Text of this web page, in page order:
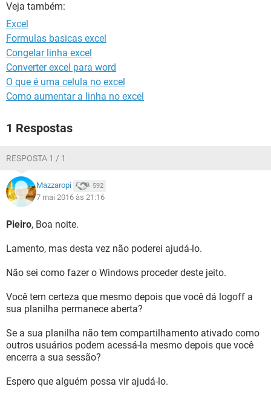
Veja também:
Excel
Formulas basicas excel
Congelar linha excel
Converter excel para word
O que é uma celula no excel
Como aumentar a linha no excel
1 Respostas
RESPOSTA 1 / 1
Mazzaropi 592
7 mai 2016 às 21:16
Pieiro, Boa noite.
Lamento, mas desta vez não poderei ajudá-lo.
Não sei como fazer o Windows proceder deste jeito.
Você tem certeza que mesmo depois que você dá logoff a
sua planilha permanece aberta?
Se a sua planilha não tem compartilhamento ativado como
outros usuários podem acessá-la mesmo depois que você
encerra a sua sessão?
Espero que alguém possa vir ajudá-lo.